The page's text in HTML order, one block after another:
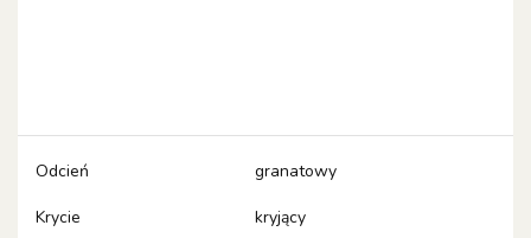
Odcień granatowy
Krycie kryjący